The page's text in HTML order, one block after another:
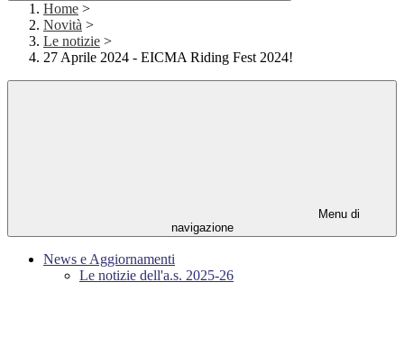
Home >
Novità >
Le notizie >
27 Aprile 2024 - EICMA Riding Fest 2024!
Menu di
navigazione
News e Aggiornamenti
Le notizie dell'a.s. 2025-26